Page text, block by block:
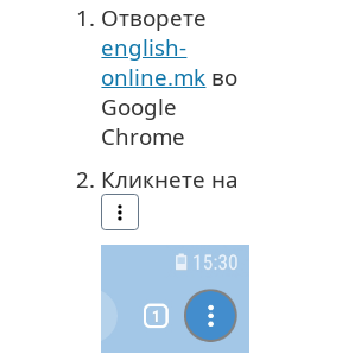
Отворете
english-
online.mk во
Google
Chrome
Кликнете на